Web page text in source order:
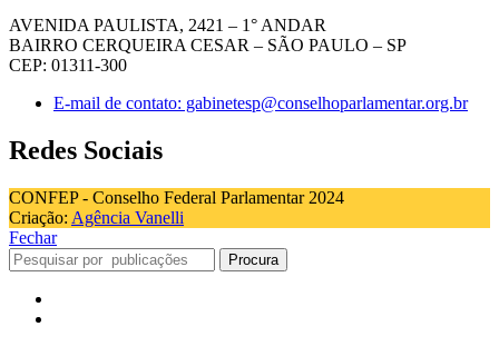
AVENIDA PAULISTA, 2421 – 1° ANDAR
BAIRRO CERQUEIRA CESAR – SÃO PAULO – SP
CEP: 01311-300
E-mail de contato: gabinetesp@conselhoparlamentar.org.br
Redes Sociais
CONFEP - Conselho Federal Parlamentar 2024
Criação: Agência Vanelli
Fechar
Procura